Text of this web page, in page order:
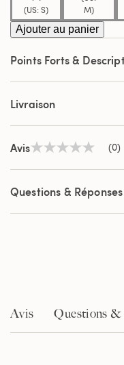
(US: S)
M)
Ajouter au panier
Points Forts &
Livraison
AvisAucune
de
notation
Lien
la
(0)
Questions & Réponses
Avis Questions &